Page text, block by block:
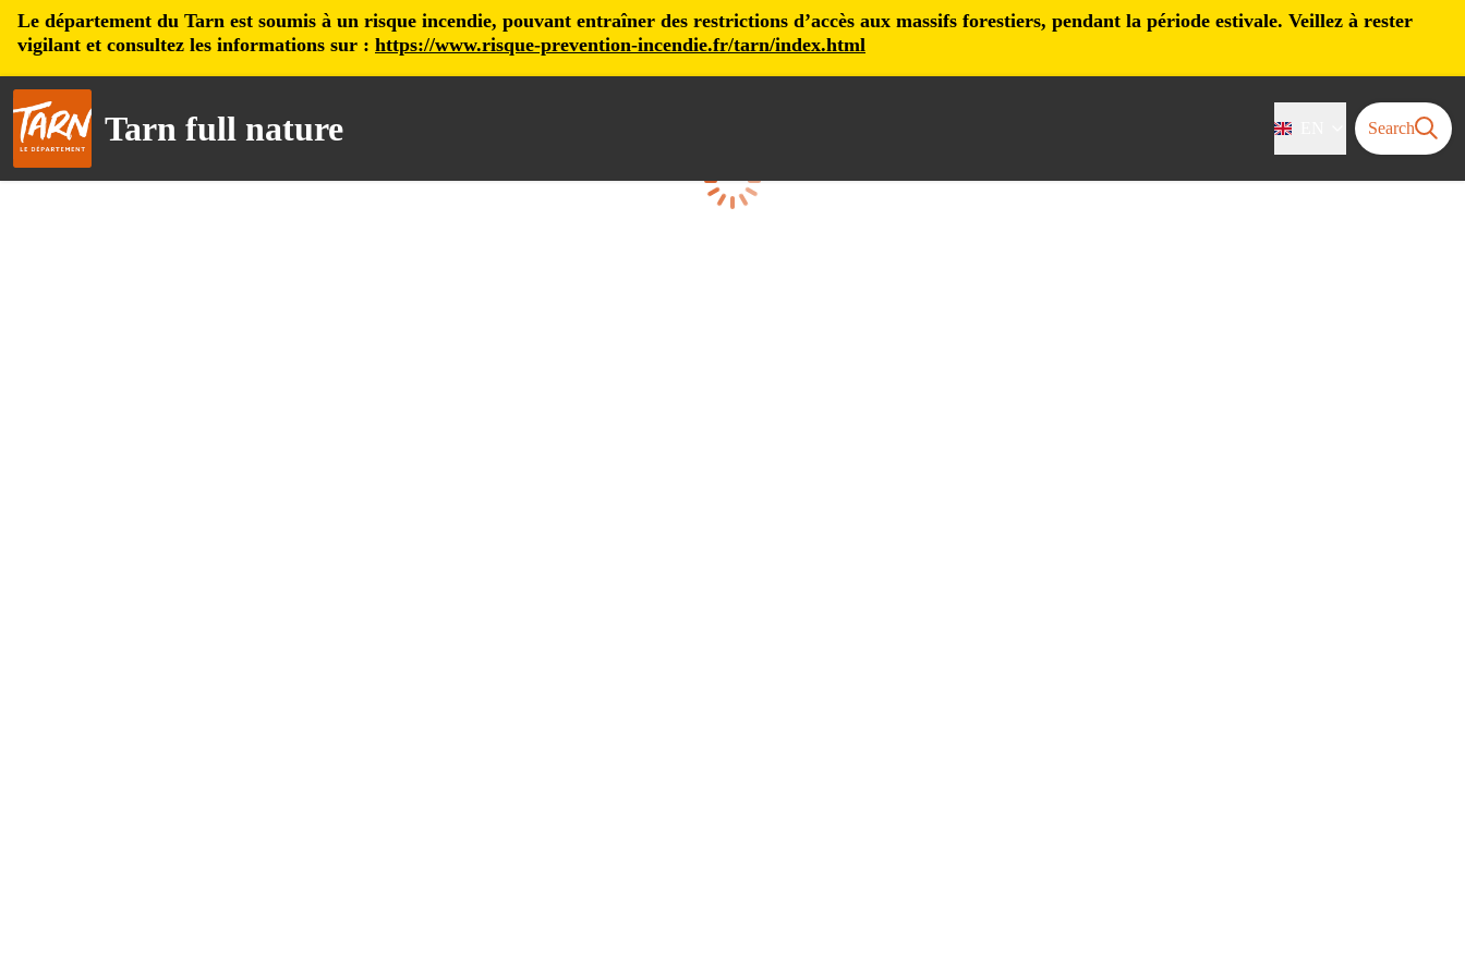
Le département du Tarn est soumis à un risque incendie, pouvant entraîner des restrictions d’accès aux massifs forestiers, pendant la période estivale. Veillez à rester
vigilant et consultez les informations sur : https://www.risque-prevention-incendie.fr/tarn/index.html
Tarn full nature Search
Loading